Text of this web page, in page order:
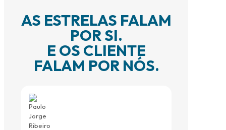
AS ESTRELAS FALAM
POR SI.
E OS CLIENTE
FALAM POR NÓS.